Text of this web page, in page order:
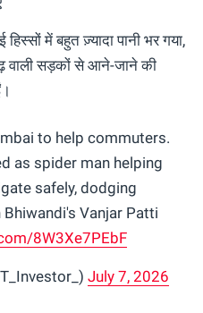
में बहुत ज़्यादा पानी भर गया,
वाली सड़कों से आने-जाने की
to help commuters.
as spider man helping
safely, dodging
Vanjar Patti
8W3Xe7PEbF
July 7, 2026